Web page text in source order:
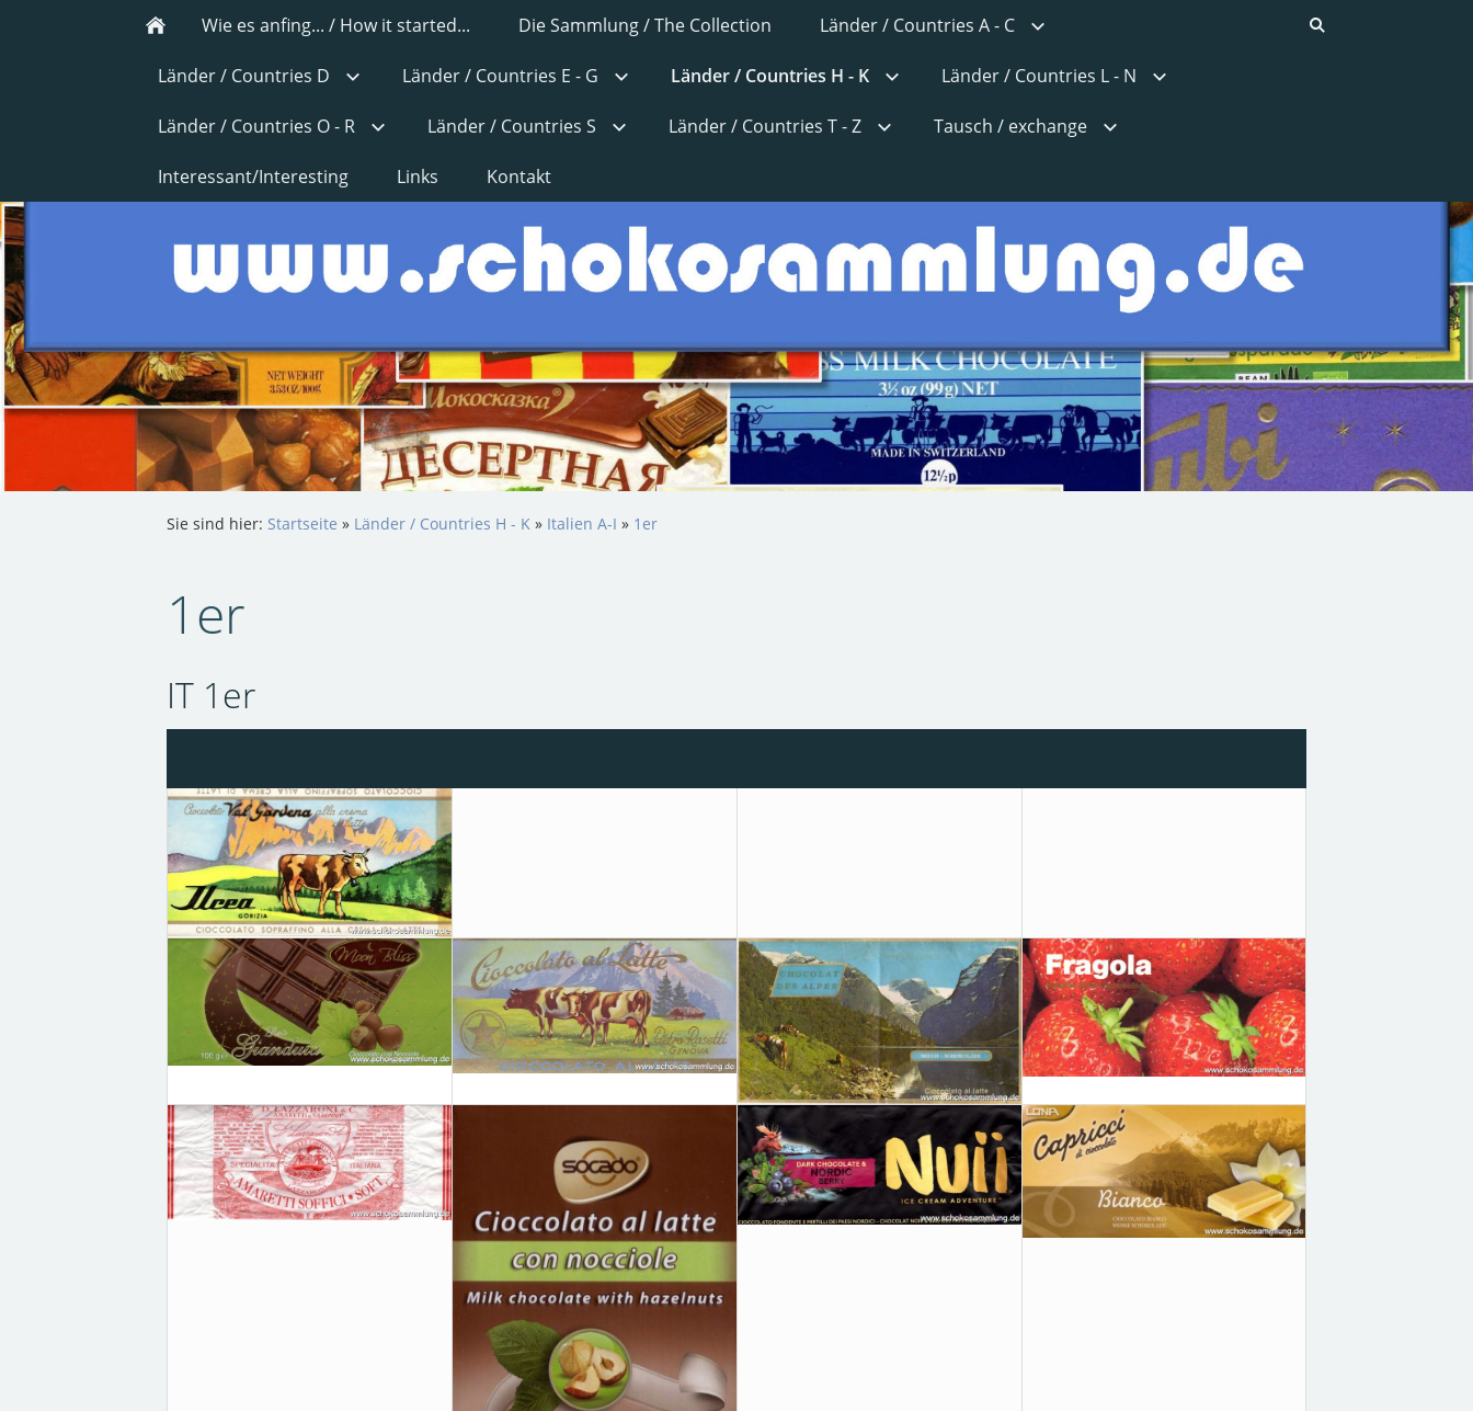
Wie es anfing... / How it started... Die Sammlung / The Collection Länder / Countries A - C
Länder / Countries D Länder / Countries E - G Länder / Countries H - K Länder / Countries L - N
Länder / Countries O - R Länder / Countries S Länder / Countries T - Z Tausch / exchange
Interessant/Interesting Links Kontakt
Sie sind hier: Startseite » Länder / Countries H - K » Italien A-I » 1er
1er
IT 1er